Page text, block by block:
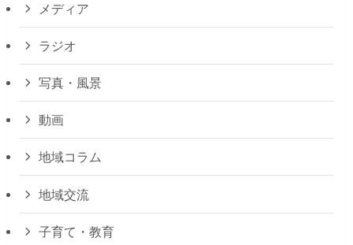
メディア
ラジオ
写真・風景
動画
地域コラム
地域交流
子育て・教育